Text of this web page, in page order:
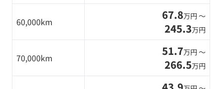
60,000km 67.8万円 〜
245.3万円
70,000km 51.7万円 〜
266.5万円